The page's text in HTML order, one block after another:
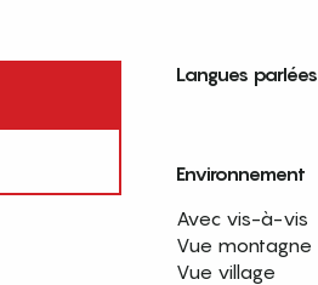
Langues parlées
Langues parlées
Environnement
Environnement
Avec vis-à-vis
Vue montagne
Vue village